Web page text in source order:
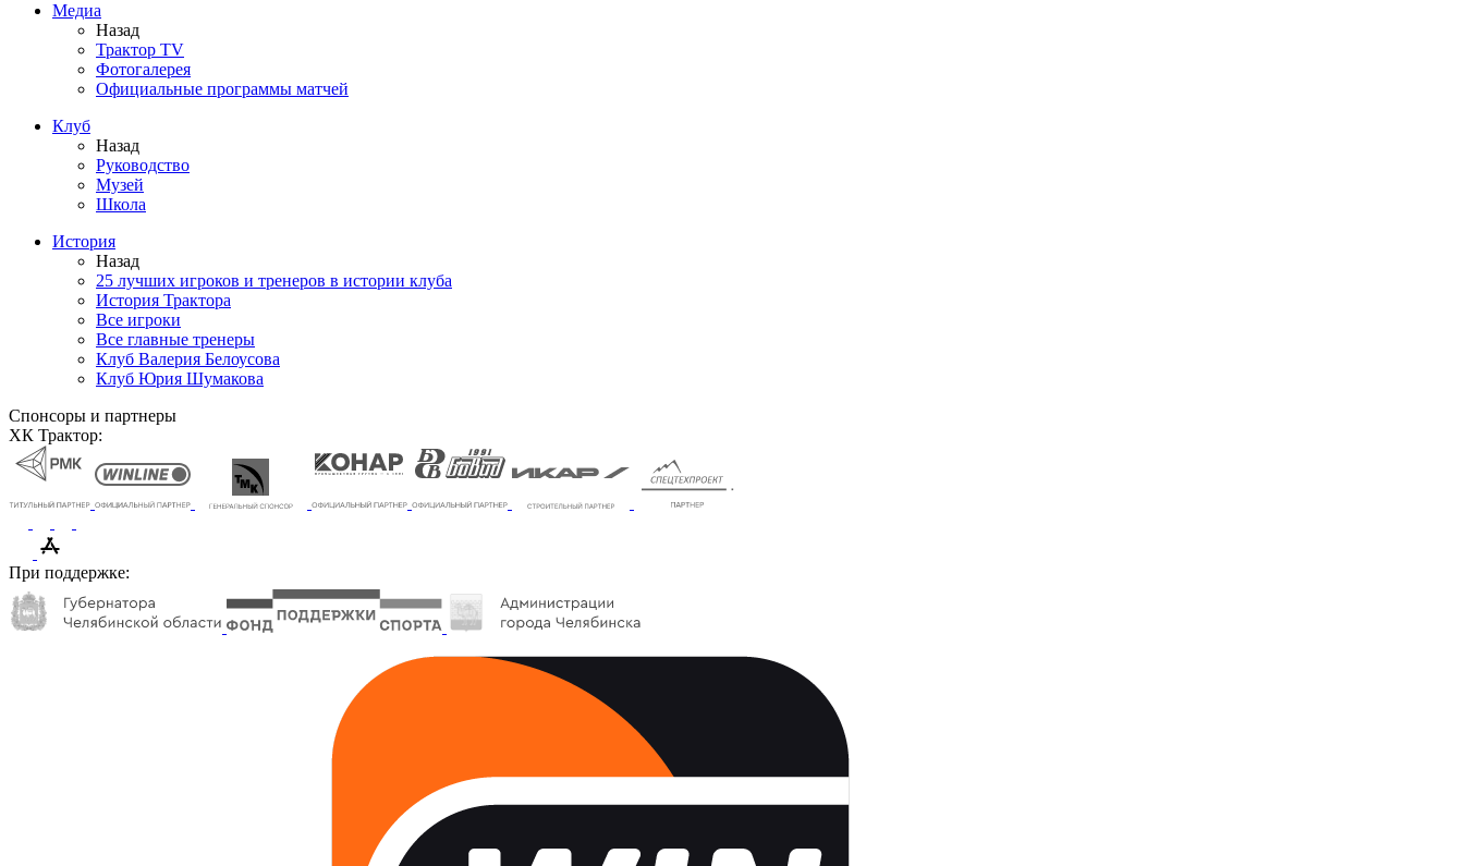
Медиа
Назад
Трактор TV
Фотогалерея
Официальные программы матчей
Клуб
Назад
Руководство
Музей
Школа
История
Назад
25 лучших игроков и тренеров в истории клуба
История Трактора
Все игроки
Все главные тренеры
Клуб Валерия Белоусова
Клуб Юрия Шумакова
Спонсоры и партнеры
ХК Трактор:
При поддержке: